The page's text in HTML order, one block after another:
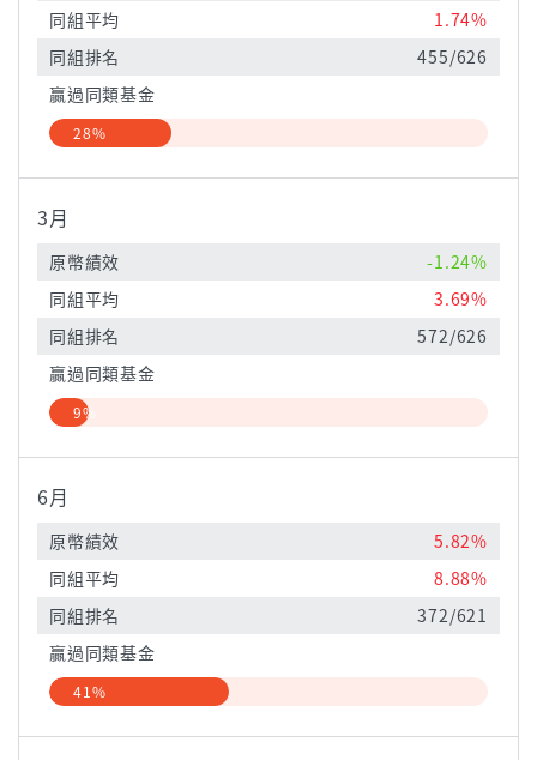
同組平均
1.74%
同組排名
455/626
贏過同類基金
28%
3月
原幣績效
-1.24%
同組平均
3.69%
同組排名
572/626
贏過同類基金
9%
6月
原幣績效
5.82%
同組平均
8.88%
同組排名
372/621
贏過同類基金
41%